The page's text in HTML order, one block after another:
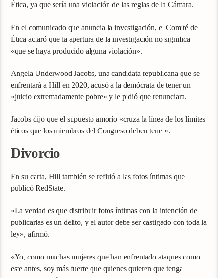
Ética, ya que sería una violación de las reglas de la Cámara.
En el comunicado que anuncia la investigación, el Comité de
Ética aclaró que la apertura de la investigación no significa
«que se haya producido alguna violación».
Angela Underwood Jacobs, una candidata republicana que se
enfrentará a Hill en 2020, acusó a la demócrata de tener un
«juicio extremadamente pobre» y le pidió que renunciara.
Jacobs dijo que el supuesto amorío «cruza la línea de los límites
éticos que los miembros del Congreso deben tener».
Divorcio
En su carta, Hill también se refirió a las fotos íntimas que
publicó RedState.
«La verdad es que distribuir fotos íntimas con la intención de
publicarlas es un delito, y el autor debe ser castigado con toda la
ley», afirmó.
«Yo, como muchas mujeres que han enfrentado ataques como
este antes, soy más fuerte que quienes quieren que tenga